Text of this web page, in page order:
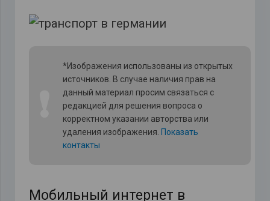
*Изображения использованы из открытых
источников. В случае наличия прав на
данный материал просим связаться с
редакцией для решения вопроса о
корректном указании авторства или
удаления изображения. Показать
контакты
Мобильный интернет в